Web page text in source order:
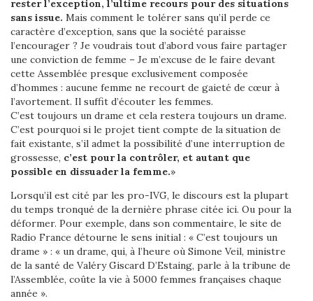
rester l’exception, l’ultime recours pour des situations
sans issue. Mais comment le tolérer sans qu’il perde ce
caractère d’exception, sans que la société paraisse
l’encourager ? Je voudrais tout d’abord vous faire partager
une conviction de femme – Je m’excuse de le faire devant
cette Assemblée presque exclusivement composée
d’hommes : aucune femme ne recourt de gaieté de cœur à
l’avortement. Il suffit d’écouter les femmes.
C’est toujours un drame et cela restera toujours un drame.
C’est pourquoi si le projet tient compte de la situation de
fait existante, s’il admet la possibilité d’une interruption de
grossesse, c’est pour la contrôler, et autant que
possible en dissuader la femme.»
Lorsqu’il est cité par les pro-IVG, le discours est la plupart
du temps tronqué de la dernière phrase citée ici. Ou pour la
déformer. Pour exemple, dans son commentaire, le site de
Radio France détourne le sens initial : « C’est toujours un
drame » : « un drame, qui, à l’heure où Simone Veil, ministre
de la santé de Valéry Giscard D’Estaing, parle à la tribune de
l’Assemblée, coûte la vie à 5000 femmes françaises chaque
année ».